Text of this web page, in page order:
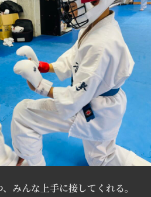
みんな上手に接してくれる。